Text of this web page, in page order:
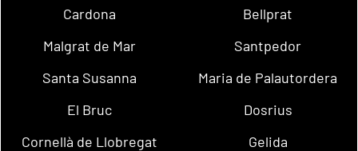
Cardona
Bellprat
Malgrat de Mar
Santpedor
Santa Susanna
Maria de Palautordera
El Bruc
Dosrius
Cornellà de Llobregat
Gelida